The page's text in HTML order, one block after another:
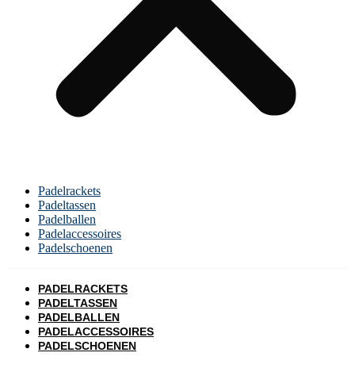
Padelrackets
Padeltassen
Padelballen
Padelaccessoires
Padelschoenen
PADELRACKETS
PADELTASSEN
PADELBALLEN
PADELACCESSOIRES
PADELSCHOENEN